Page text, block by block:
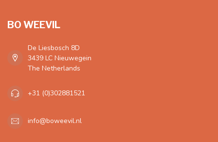
BO WEEVIL
De Liesbosch 8D
3439 LC Nieuwegein
The Netherlands
+31 (0)302881521
info@boweevil.nl